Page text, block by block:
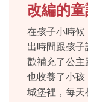
改編的
在孩子小時候
出時間跟孩
歡補充了公主
也收養了小孩
城堡裡，每天